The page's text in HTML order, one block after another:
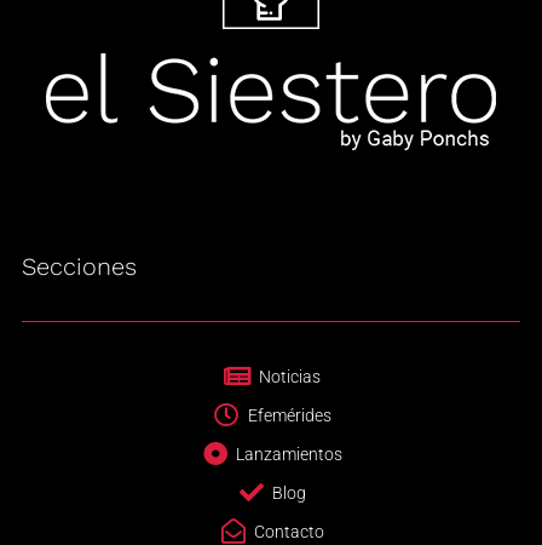
Secciones
Noticias
Efemérides
Lanzamientos
Blog
Contacto